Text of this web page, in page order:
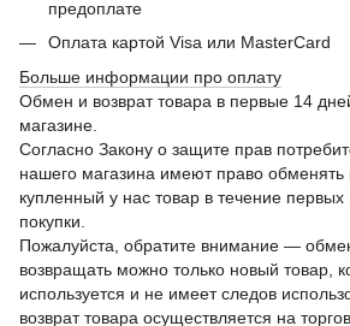
предоплате
Оплата картой Visa или MasterCard
Больше информации про оплату
Обмен и возврат товара в первые 14
магазине.
Согласно Закону о защите прав
нашего магазина имеют право обменять
купленный у нас товар в течение
покупки.
Пожалуйста, обратите внимание —
возвращать можно только новый товар,
используется и не имеет следов
возврат товара осуществляется на